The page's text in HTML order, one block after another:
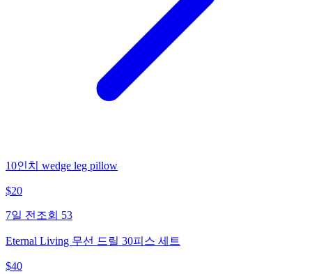
10인치 wedge leg pillow
$20
7일 전 조회 53
Eternal Living 무선 드릴 30피스 세트
$40